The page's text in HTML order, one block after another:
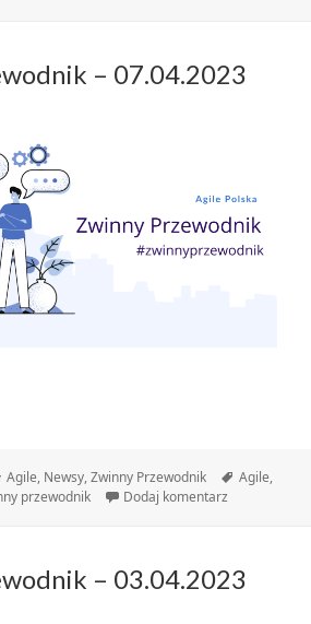
– 07.04.2023
Kategorie
Agile, Newsy,Zwinny Przewodnik Tagi
Agile,
przewodnik Dodaj komentarz
– 03.04.2023